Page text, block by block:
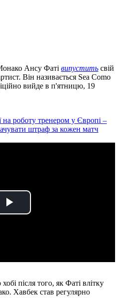
Ансу Фаті випустить свій
Він називається Sea Como
вийде в п'ятницю, 19
на роботу тренером у Європі –
штраф за кожен матч
Play
після того, як Фаті влітку
Хавбек став регулярно